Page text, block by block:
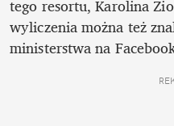
tego resortu, Karolina
wyliczenia można też
ministerstwa na